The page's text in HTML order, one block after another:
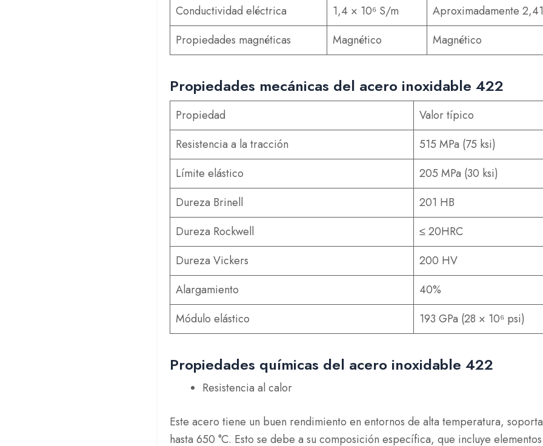
Conductividad eléctrica
1,4 × 10⁶ S/m
Aproximadamente
Propiedades magnéticas
Magnético Magnético
Propiedades mecánicas del acero inoxidable 422
Propiedad
Valor típico
Resistencia a la tracción
515 MPa (75 ksi)
Límite elástico
205 MPa (30 ksi)
Dureza Brinell
201 HB
Dureza Rockwell
≤ 20HRC
Dureza Vickers
200 HV
Alargamiento
40%
Módulo elástico
193 GPa (28 × 10⁶ psi)
Propiedades químicas del acero inoxidable 422
Resistencia al calor
Este acero tiene un buen rendimiento en entornos de alta temperatura,
hasta 650 °C. Esto se debe a su composición específica, que incluye